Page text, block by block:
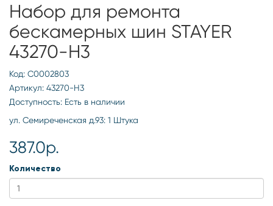
Набор для ремонта
бескамерных шин STAYER
43270-H3
Код: С0002803
Артикул: 43270-H3
Доступность: Есть в наличии
ул. Семиреченская д.93: 1 Штука
387.0р.
Количество